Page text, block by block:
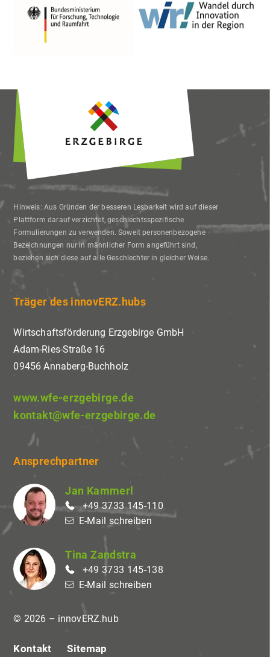
Hinweis: Aus Gründen der besseren Lesbarkeit wird auf dieser
Plattform darauf verzichtet, geschlechtsspezifische
Formulierungen zu verwenden. Soweit personenbezogene
Bezeichnungen nur in männlicher Form angeführt sind,
beziehen sich diese auf alle Geschlechter in gleicher Weise.
Träger des innovERZ.hubs
Wirtschaftsförderung Erzgebirge GmbH
Adam-Ries-Straße 16
09456 Annaberg-Buchholz
www.wfe-erzgebirge.de
kontakt@wfe-erzgebirge.de
Ansprechpartner
Jan Kammerl
+49 3733 145-110
E-Mail schreiben
Tina Zandstra
+49 3733 145-138
E-Mail schreiben
© 2026 – innovERZ.hub
Kontakt Sitemap